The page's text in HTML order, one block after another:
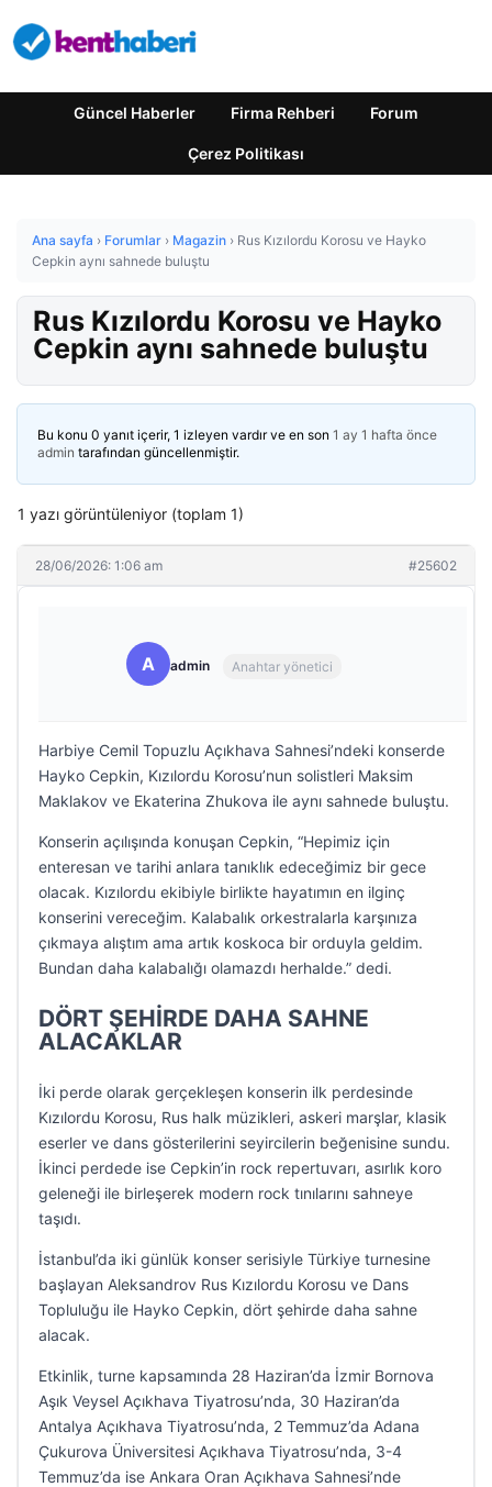
Güncel Haberler Firma Rehberi Forum
Çerez Politikası
Ana sayfa › Forumlar › Magazin › Rus Kızılordu Korosu ve Hayko
Cepkin aynı sahnede buluştu
Rus Kızılordu Korosu ve Hayko
Cepkin aynı sahnede buluştu
Bu konu 0 yanıt içerir, 1 izleyen vardır ve en son 1 ay 1 hafta önce
admin tarafından güncellenmiştir.
1 yazı görüntüleniyor (toplam 1)
28/06/2026: 1:06 am #25602
A admin Anahtar yönetici
Harbiye Cemil Topuzlu Açıkhava Sahnesi’ndeki konserde
Hayko Cepkin, Kızılordu Korosu’nun solistleri Maksim
Maklakov ve Ekaterina Zhukova ile aynı sahnede buluştu.
Konserin açılışında konuşan Cepkin, “Hepimiz için
enteresan ve tarihi anlara tanıklık edeceğimiz bir gece
olacak. Kızılordu ekibiyle birlikte hayatımın en ilginç
konserini vereceğim. Kalabalık orkestralarla karşınıza
çıkmaya alıştım ama artık koskoca bir orduyla geldim.
Bundan daha kalabalığı olamazdı herhalde.” dedi.
DÖRT ŞEHİRDE DAHA SAHNE
ALACAKLAR
İki perde olarak gerçekleşen konserin ilk perdesinde
Kızılordu Korosu, Rus halk müzikleri, askeri marşlar, klasik
eserler ve dans gösterilerini seyircilerin beğenisine sundu.
İkinci perdede ise Cepkin’in rock repertuvarı, asırlık koro
geleneği ile birleşerek modern rock tınılarını sahneye
taşıdı.
İstanbul’da iki günlük konser serisiyle Türkiye turnesine
başlayan Aleksandrov Rus Kızılordu Korosu ve Dans
Topluluğu ile Hayko Cepkin, dört şehirde daha sahne
alacak.
Etkinlik, turne kapsamında 28 Haziran’da İzmir Bornova
Aşık Veysel Açıkhava Tiyatrosu’nda, 30 Haziran’da
Antalya Açıkhava Tiyatrosu’nda, 2 Temmuz’da Adana
Çukurova Üniversitesi Açıkhava Tiyatrosu’nda, 3-4
Temmuz’da ise Ankara Oran Açıkhava Sahnesi’nde